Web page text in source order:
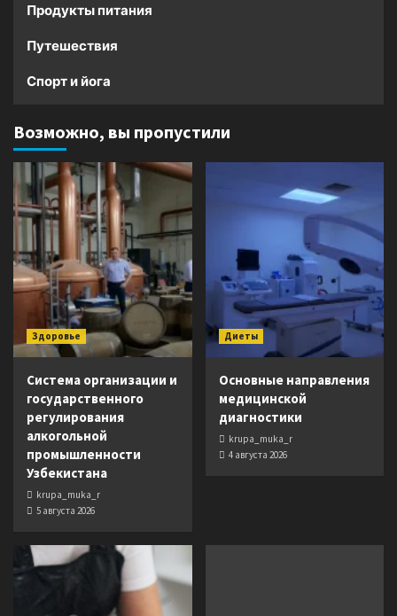
Продукты питания
Путешествия
Спорт и йога
Возможно, вы пропустили
Здоровье
Система организации и
государственного
регулирования
алкогольной
промышленности
Узбекистана
krupa_muka_r
5 августа 2026
Диеты
Основные направления
медицинской
диагностики
krupa_muka_r
4 августа 2026